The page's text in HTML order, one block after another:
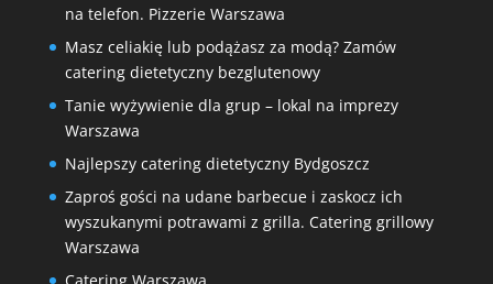
na telefon. Pizzerie Warszawa
Masz celiakię lub podążasz za modą? Zamów
catering dietetyczny bezglutenowy
Tanie wyżywienie dla grup – lokal na imprezy
Warszawa
Najlepszy catering dietetyczny Bydgoszcz
Zaproś gości na udane barbecue i zaskocz ich
wyszukanymi potrawami z grilla. Catering grillowy
Warszawa